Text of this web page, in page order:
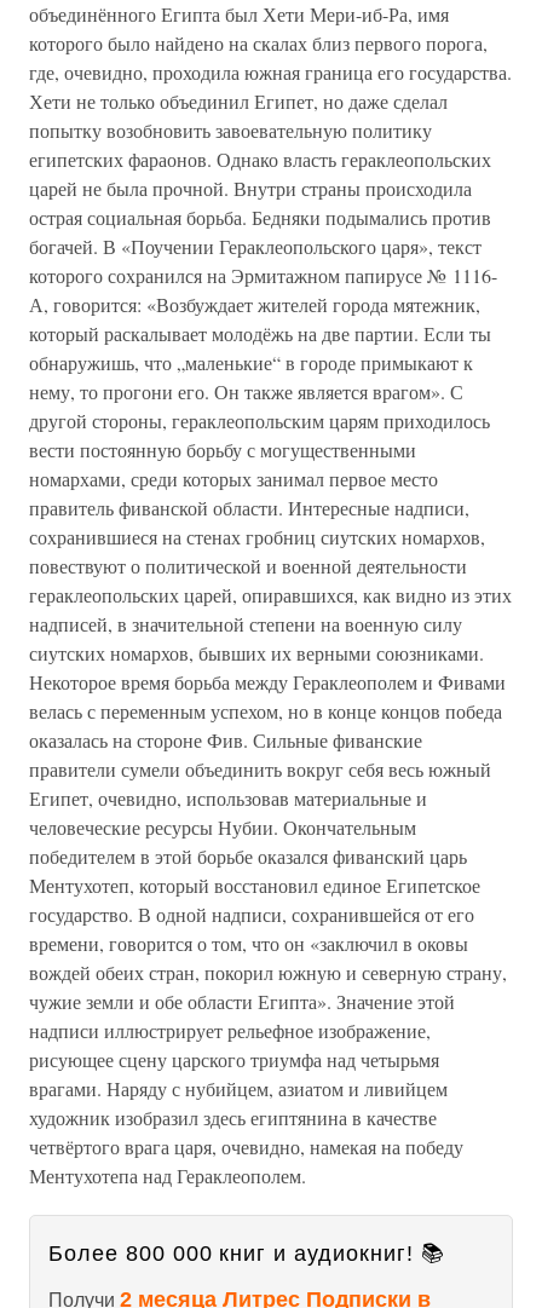
объединённого Египта был Хети Мери-иб-Ра, имя
которого было найдено на скалах близ первого порога,
где, очевидно, проходила южная граница его государства.
Хети не только объединил Египет, но даже сделал
попытку возобновить завоевательную политику
египетских фараонов. Однако власть гераклеопольских
царей не была прочной. Внутри страны происходила
острая социальная борьба. Бедняки подымались против
богачей. В «Поучении Гераклеопольского царя», текст
которого сохранился на Эрмитажном папирусе № 1116-
А, говорится: «Возбуждает жителей города мятежник,
который раскалывает молодёжь на две партии. Если ты
обнаружишь, что „маленькие“ в городе примыкают к
нему, то прогони его. Он также является врагом». С
другой стороны, гераклеопольским царям приходилось
вести постоянную борьбу с могущественными
номархами, среди которых занимал первое место
правитель фиванской области. Интересные надписи,
сохранившиеся на стенах гробниц сиутских номархов,
повествуют о политической и военной деятельности
гераклеопольских царей, опиравшихся, как видно из этих
надписей, в значительной степени на военную силу
сиутских номархов, бывших их верными союзниками.
Некоторое время борьба между Гераклеополем и Фивами
велась с переменным успехом, но в конце концов победа
оказалась на стороне Фив. Сильные фиванские
правители сумели объединить вокруг себя весь южный
Египет, очевидно, использовав материальные и
человеческие ресурсы Нубии. Окончательным
победителем в этой борьбе оказался фиванский царь
Ментухотеп, который восстановил единое Египетское
государство. В одной надписи, сохранившейся от его
времени, говорится о том, что он «заключил в оковы
вождей обеих стран, покорил южную и северную страну,
чужие земли и обе области Египта». Значение этой
надписи иллюстрирует рельефное изображение,
рисующее сцену царского триумфа над четырьмя
врагами. Наряду с нубийцем, азиатом и ливийцем
художник изобразил здесь египтянина в качестве
четвёртого врага царя, очевидно, намекая на победу
Ментухотепа над Гераклеополем.
Более 800 000 книг и аудиокниг! 📚
Получи 2 месяца Литрес Подписки в